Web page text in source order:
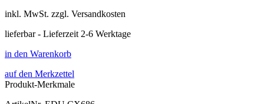
inkl. MwSt. zzgl. Versandkosten
lieferbar - Lieferzeit 2-6 Werktage
in den Warenkorb
auf den Merkzettel
Produkt-Merkmale